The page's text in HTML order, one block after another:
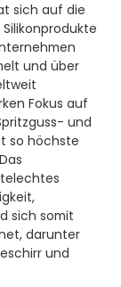
sich auf die
und über
Fokus auf
und
so höchste
sich somit
darunter
und